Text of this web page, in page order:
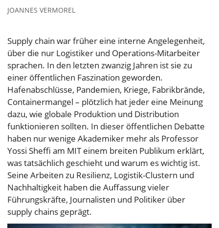
JOANNES VERMOREL
Supply chain war früher eine interne Angelegenheit,
über die nur Logistiker und Operations-Mitarbeiter
sprachen. In den letzten zwanzig Jahren ist sie zu
einer öffentlichen Faszination geworden.
Hafenabschlüsse, Pandemien, Kriege, Fabrikbrände,
Containermangel – plötzlich hat jeder eine Meinung
dazu, wie globale Produktion und Distribution
funktionieren sollten. In dieser öffentlichen Debatte
haben nur wenige Akademiker mehr als Professor
Yossi Sheffi am MIT einem breiten Publikum erklärt,
was tatsächlich geschieht und warum es wichtig ist.
Seine Arbeiten zu Resilienz, Logistik-Clustern und
Nachhaltigkeit haben die Auffassung vieler
Führungskräfte, Journalisten und Politiker über
supply chains geprägt.